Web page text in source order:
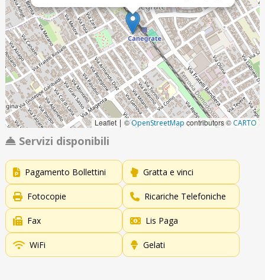
Leaflet | ©OpenStreetMap contributors © CARTO
Servizi disponibili
Pagamento Bollettini Gratta e vinci
Fotocopie Ricariche Telefoniche
Fax Lis Paga
WiFi Gelati